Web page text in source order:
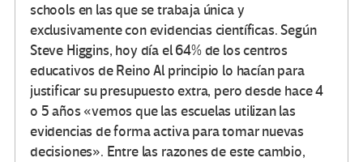
schools en las que se trabaja única y
exclusivamente con evidencias científicas. Según
Steve Higgins, hoy día el 64% de los centros
educativos de Reino Al principio lo hacían para
justificar su presupuesto extra, pero desde hace 4
o 5 años «vemos que las escuelas utilizan las
evidencias de forma activa para tomar nuevas
decisiones». Entre las razones de este cambio,